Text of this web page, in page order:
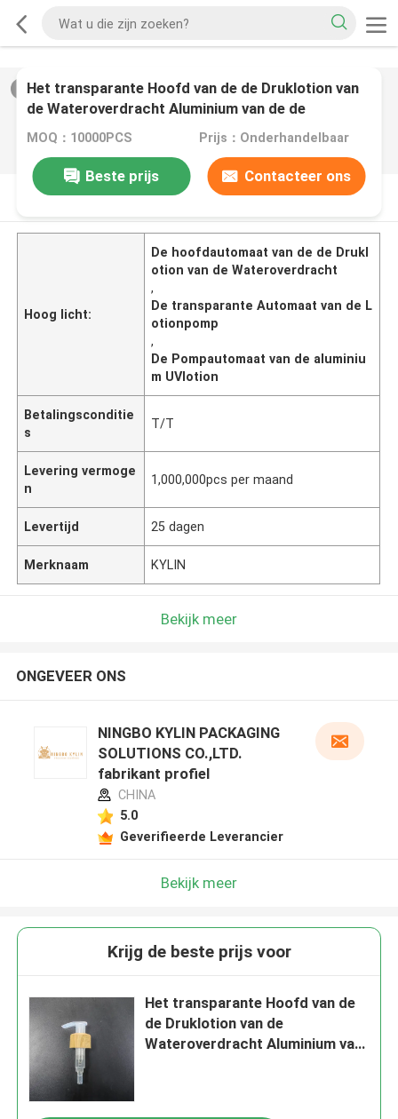
/0
Het transparante Hoofd van de de Druklotion van
de Wateroverdracht Aluminium van de de
Pompautomaat UV
MOQ：10000PCS Prijs：Onderhandelbaar
Beste prijs
Contacteer ons
PRODUCTOMSCHRIJVING
Hoog licht:
De hoofdautomaat van de de Drukl
otion van de Wateroverdracht
,
De transparante Automaat van de L
otionpomp
,
De Pompautomaat van de aluminiu
m UVlotion
Betalingsconditie
s
T/T
Levering vermoge
n
1,000,000pcs per maand
Levertijd 25 dagen
Merknaam KYLIN
Bekijk meer
ONGEVEER ONS
NINGBO KYLIN PACKAGING
SOLUTIONS CO.,LTD.
fabrikant profiel
CHINA
5.0
Geverifieerde Leverancier
Bekijk meer
Krijg de beste prijs voor
Het transparante Hoofd van de
de Druklotion van de
Wateroverdracht Aluminium van